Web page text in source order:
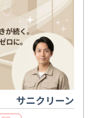
サニクリーン